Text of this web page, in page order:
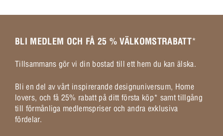
BLI MEDLEM OCH FÅ 25 % VÄLKOMSTRABATT*
Tillsammans gör vi din bostad till ett hem du kan älska.
Bli en del av vårt inspirerande designuniversum, Home
lovers, och få 25% rabatt på ditt första köp* samt tillgång
till förmånliga medlemspriser och andra exklusiva
fördelar.